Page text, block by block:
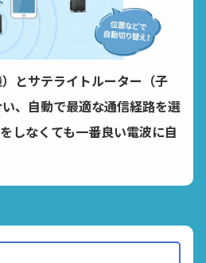
とサテライトルーター（子
、 自動で最適な通信経路を選
しなくても一番良い電波に自